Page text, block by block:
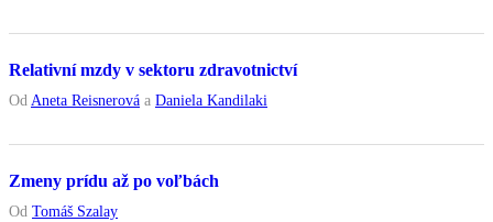
Relativní mzdy v sektoru zdravotnictví
Od Aneta Reisnerová a Daniela Kandilaki
Zmeny prídu až po voľbách
Od Tomáš Szalay